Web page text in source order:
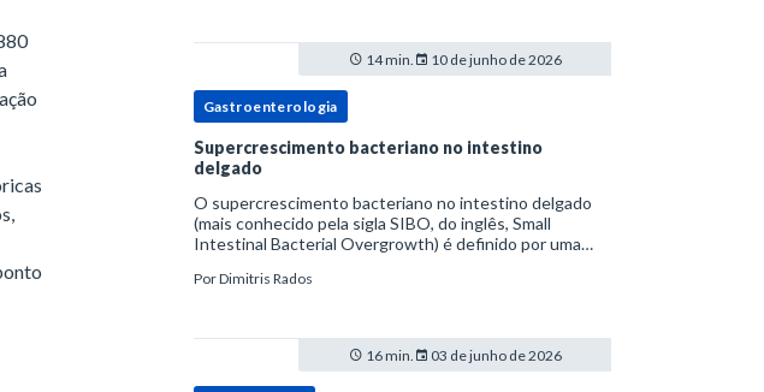
14 min. 10 de junho de 2026
Gastroenterologia
Supercrescimento bacteriano no intestino
delgado
O supercrescimento bacteriano no intestino delgado
(mais conhecido pela sigla SIBO, do inglês, Small
Intestinal Bacterial Overgrowth) é definido por uma
específica de disbiose do trato digestivo. P
PorDimitris Rados
16 min. 03 de junho de 2026